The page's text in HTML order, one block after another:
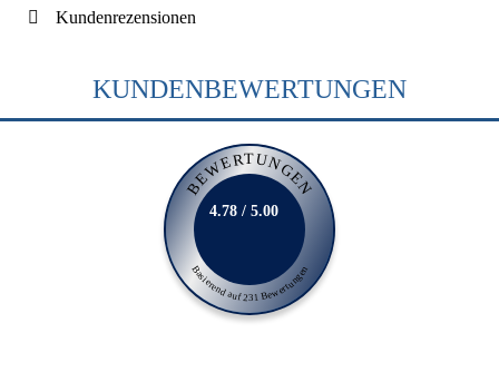
Kundenrezensionen
KUNDENBEWERTUNGEN
BEWERTUNGEN
Basierend auf 231 Bewertungen
4.78 / 5.00